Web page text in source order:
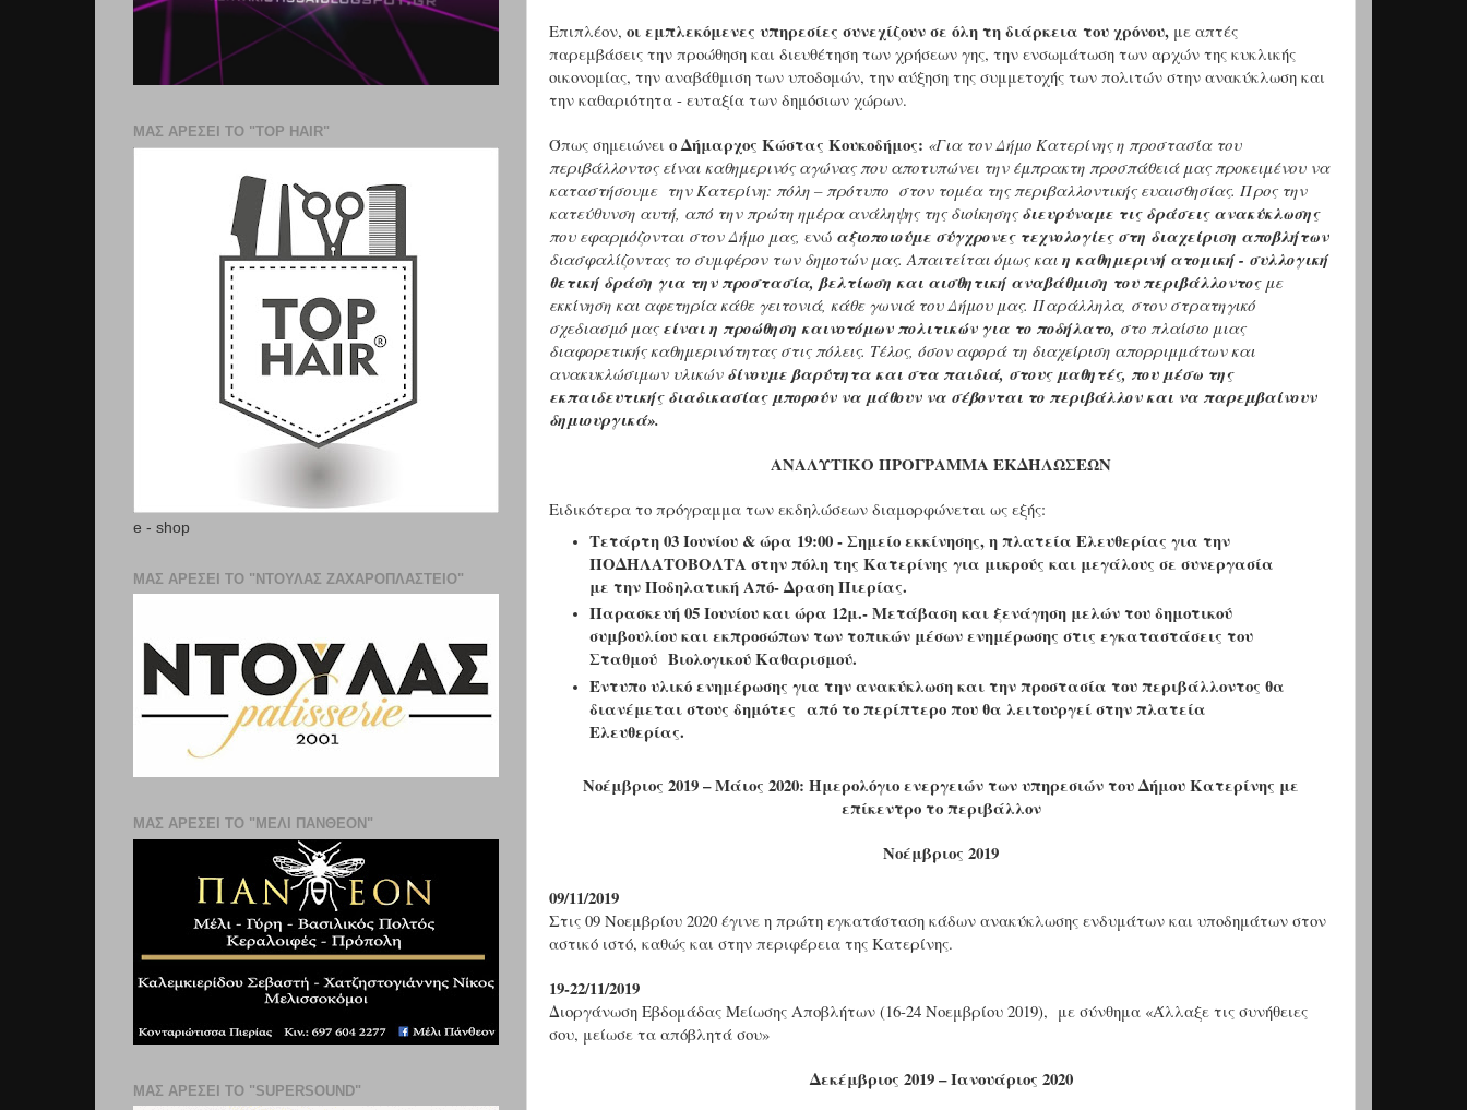
Επιπλέον, οι εμπλεκόμενες υπηρεσίες συνεχίζουν σε όλη τη διάρκεια του χρόνου, με απτές
παρεμβάσεις την προώθηση και διευθέτηση των χρήσεων γης, την ενσωμάτωση των αρχών της κυκλικής
οικονομίας, την αναβάθμιση των υποδομών, την αύξηση της συμμετοχής των πολιτών στην ανακύκλωση και
την καθαριότητα - ευταξία των δημόσιων χώρων.
Όπως σημειώνει ο Δήμαρχος Κώστας Κουκοδήμος: «Για τον Δήμο Κατερίνης η προστασία του
περιβάλλοντος είναι καθημερινός αγώναςπου αποτυπώνει την έμπρακτη προσπάθειά μας προκειμένου να
καταστήσουμε την Κατερίνη: πόλη – πρότυπο στον τομέα της περιβαλλοντικής ευαισθησίας. Προς την
κατεύθυνση αυτή, από την πρώτη ημέρα ανάληψης της διοίκησης διευρύναμε τις δράσεις ανακύκλωσης
που εφαρμόζονται στον Δήμο μας, ενώ αξιοποιούμε σύγχρονες τεχνολογίες στη διαχείριση αποβλήτων
διασφαλίζοντας το συμφέρον των δημοτών μας. Απαιτείται όμως και η καθημερινή ατομική - συλλογική
θετική δράση για την προστασία, βελτίωση και αισθητική αναβάθμιση του περιβάλλοντοςμε
εκκίνηση και αφετηρία κάθε γειτονιά, κάθε γωνιά του Δήμου μας. Παράλληλα, στον στρατηγικό
σχεδιασμό μας είναι η προώθηση καινοτόμων πολιτικών για το ποδήλατο, στο πλαίσιο μιας
διαφορετικής καθημερινότητας στις πόλεις. Τέλος, όσον αφορά τη διαχείριση απορριμμάτων και
ανακυκλώσιμων υλικών δίνουμε βαρύτητα και στα παιδιά, στους μαθητές, που μέσω της
εκπαιδευτικής διαδικασίας μπορούν να μάθουν να σέβονται το περιβάλλον και να παρεμβαίνουν
δημιουργικά».
ΑΝΑΛΥΤΙΚΟ ΠΡΟΓΡΑΜΜΑ ΕΚΔΗΛΩΣΕΩΝ
Ειδικότερα το πρόγραμμα των εκδηλώσεων διαμορφώνεται ως εξής:
Τετάρτη 03 Ιουνίου & ώρα 19:00 - Σημείο εκκίνησης, η πλατεία Ελευθερίας για την
ΠΟΔΗΛΑΤΟΒΟΛΤΑ στην πόλη της Κατερίνης για μικρούς και μεγάλους σε συνεργασία
με την Ποδηλατική Από- Δραση Πιερίας.
Παρασκευή 05 Ιουνίου και ώρα 12μ.- Μετάβαση και ξενάγηση μελών του δημοτικού
συμβουλίου και εκπροσώπων των τοπικών μέσων ενημέρωσης στις εγκαταστάσεις του
Σταθμού Βιολογικού Καθαρισμού.
Έντυπο υλικό ενημέρωσης για την ανακύκλωση και την προστασία του περιβάλλοντος θα
διανέμεται στους δημότες από το περίπτερο που θα λειτουργεί στην πλατεία
Ελευθερίας.
Νοέμβριος 2019 – Μάιος 2020: Ημερολόγιο ενεργειών των υπηρεσιών του Δήμου Κατερίνης με
επίκεντρο το περιβάλλον
Νοέμβριος 2019
09/11/2019
Στις 09 Νοεμβρίου 2020 έγινε η πρώτη εγκατάσταση κάδων ανακύκλωσης ενδυμάτων και υποδημάτων στον
αστικό ιστό, καθώς και στην περιφέρεια της Κατερίνης.
19-22/11/2019
Διοργάνωση Εβδομάδας Μείωσης Αποβλήτων (16-24 Νοεμβρίου 2019), με σύνθημα «Άλλαξε τις συνήθειες
σου, μείωσε τα απόβλητά σου»
Δεκέμβριος 2019 – Ιανουάριος 2020
ΜΑΣ ΑΡΕΣΕΙ ΤΟ "TOP HAIR"
e - shop
ΜΑΣ ΑΡΕΣΕΙ ΤΟ "ΝΤΟΥΛΑΣ ΖΑΧΑΡΟΠΛΑΣΤΕΊΟ"
ΜΑΣ ΑΡΕΣΕΙ ΤΟ "ΜΕΛΙ ΠΑΝΘΕΟΝ"
ΜΑΣ ΑΡΕΣΕΙ ΤΟ "SUPERSOUND"